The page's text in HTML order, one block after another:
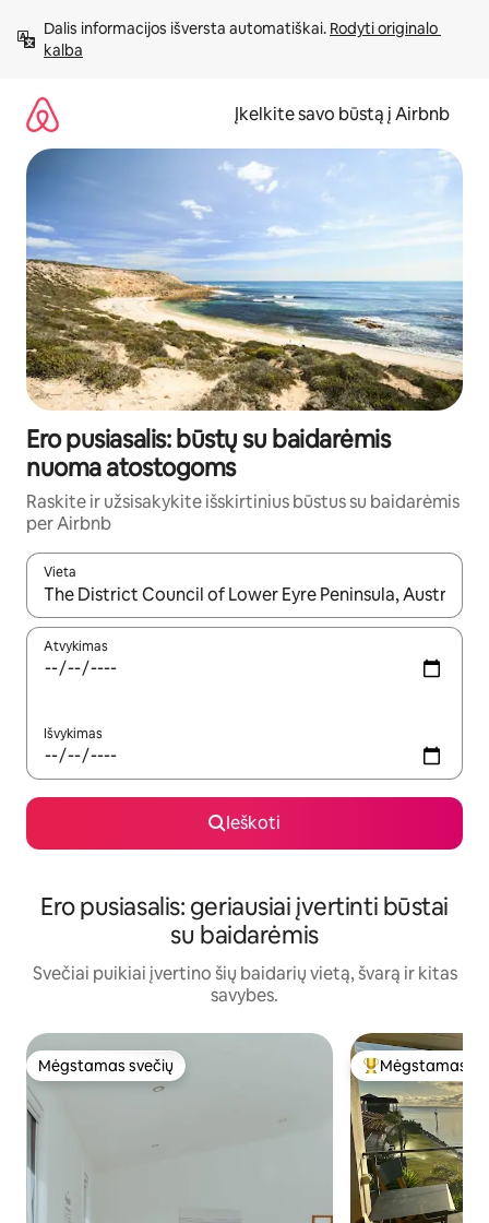
prie
turinio
Dalis informacijos išversta automatiškai. Rodyti originalo
kalba
Įkelkite savo būstą į Airbnb
Ero pusiasalis: būstų su baidarėmis
nuoma atostogoms
Raskite ir užsisakykite išskirtinius būstus su baidarėmis
per Airbnb
Vieta
Kai pasirodys paieškos rezultatai, juos naršyti galite
Atvykimas
Išvykimas
Ieškoti
Ero pusiasalis: geriausiai įvertinti būstai
su baidarėmis
Svečiai puikiai įvertino šių baidarių vietą, švarą ir kitas
savybes.
Mėgstamas svečių
Mėgstamas svečių Svečių
Mėgstamas